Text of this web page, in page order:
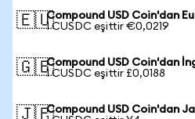
🇪🇺Compound USD Coin'dan
1 CUSDC eşittir €0,0219
🇬🇧Compound USD Coin'dan
1 CUSDC eşittir £0,0188
🇯🇵Compound USD Coin'dan